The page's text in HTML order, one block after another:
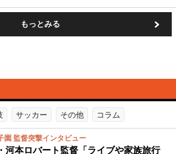
もっとみる
サッカー その他 コラム
園 監督突撃インタビュー
河本ロバート監督「ライブや家族旅行